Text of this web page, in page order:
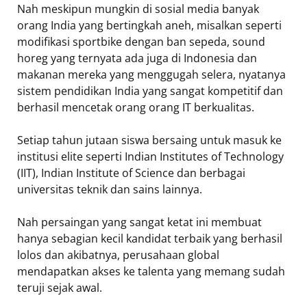
Nah meskipun mungkin di sosial media banyak
orang India yang bertingkah aneh, misalkan seperti
modifikasi sportbike dengan ban sepeda, sound
horeg yang ternyata ada juga di Indonesia dan
makanan mereka yang menggugah selera, nyatanya
sistem pendidikan India yang sangat kompetitif dan
berhasil mencetak orang orang IT berkualitas.
Setiap tahun jutaan siswa bersaing untuk masuk ke
institusi elite seperti Indian Institutes of Technology
(IIT), Indian Institute of Science dan berbagai
universitas teknik dan sains lainnya.
Nah persaingan yang sangat ketat ini membuat
hanya sebagian kecil kandidat terbaik yang berhasil
lolos dan akibatnya, perusahaan global
mendapatkan akses ke talenta yang memang sudah
teruji sejak awal.